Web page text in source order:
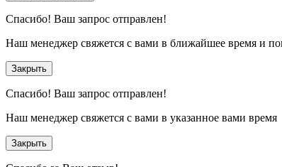
Спасибо! Ваш запрос отправлен!
Наш менеджер свяжется с вами в ближайшее время и
Закрыть
Спасибо! Ваш запрос отправлен!
Наш менеджер свяжется с вами в указанное вами время
Закрыть